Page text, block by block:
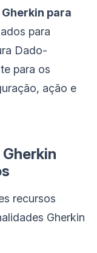
para
para
Dado-
para os
ação e
recursos
Gherkin